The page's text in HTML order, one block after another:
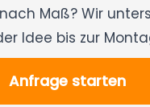
Maß? Wir
Idee bis zur
Anfrage starten